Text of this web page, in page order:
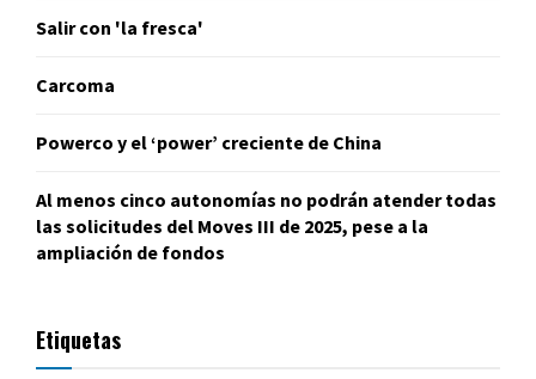
Salir con 'la fresca'
Carcoma
Powerco y el ‘power’ creciente de China
Al menos cinco autonomías no podrán atender todas
las solicitudes del Moves III de 2025, pese a la
ampliación de fondos
Etiquetas